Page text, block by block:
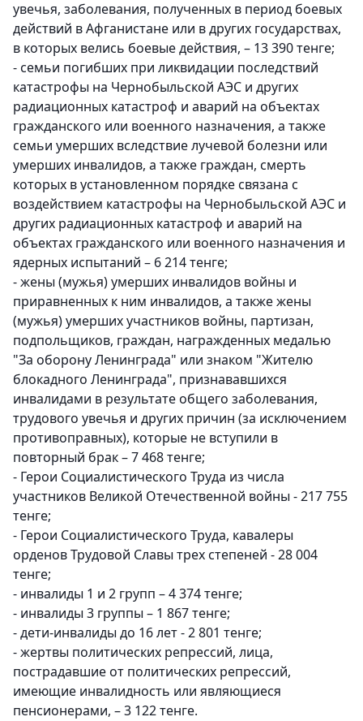
увечья, заболевания, полученных в период боевых
действий в Афганистане или в других государствах,
в которых велись боевые действия, – 13 390 тенге;
- семьи погибших при ликвидации последствий
катастрофы на Чернобыльской АЭС и других
радиационных катастроф и аварий на объектах
гражданского или военного назначения, а также
семьи умерших вследствие лучевой болезни или
умерших инвалидов, а также граждан, смерть
которых в установленном порядке связана с
воздействием катастрофы на Чернобыльской АЭС и
других радиационных катастроф и аварий на
объектах гражданского или военного назначения и
ядерных испытаний – 6 214 тенге;
- жены (мужья) умерших инвалидов войны и
приравненных к ним инвалидов, а также жены
(мужья) умерших участников войны, партизан,
подпольщиков, граждан, награжденных медалью
"За оборону Ленинграда" или знаком "Жителю
блокадного Ленинграда", признававшихся
инвалидами в результате общего заболевания,
трудового увечья и других причин (за исключением
противоправных), которые не вступили в
повторный брак – 7 468 тенге;
- Герои Социалистического Труда из числа
участников Великой Отечественной войны - 217 755
тенге;
- Герои Социалистического Труда, кавалеры
орденов Трудовой Славы трех степеней - 28 004
тенге;
- инвалиды 1 и 2 групп – 4 374 тенге;
- инвалиды 3 группы – 1 867 тенге;
- дети-инвалиды до 16 лет - 2 801 тенге;
- жертвы политических репрессий, лица,
пострадавшие от политических репрессий,
имеющие инвалидность или являющиеся
пенсионерами, – 3 122 тенге.